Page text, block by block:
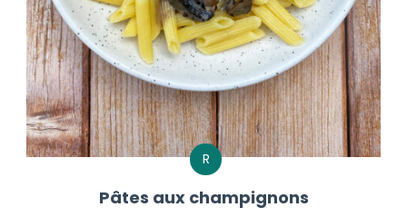
R
Pâtes aux champignons